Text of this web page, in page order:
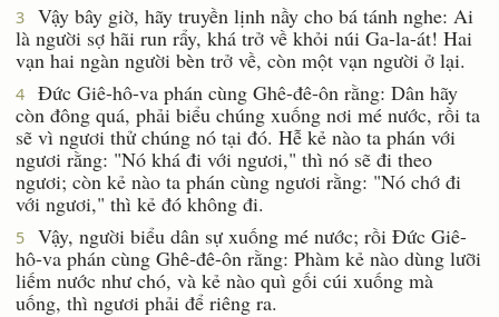
3
Vậy bây giờ, hãy truyền lịnh nầy cho bá tánh nghe: Ai
là người sợ hãi run rẩy, khá trở về khỏi núi Ga-la-át! Hai
vạn hai ngàn người bèn trở về, còn một vạn người ở lại.
4
Ðức Giê-hô-va phán cùng Ghê-đê-ôn rằng: Dân hãy
còn đông quá, phải biểu chúng xuống nơi mé nước, rồi ta
sẽ vì ngươi thử chúng nó tại đó. Hễ kẻ nào ta phán với
ngươi rằng: "Nó khá đi với ngươi," thì nó sẽ đi theo
ngươi; còn kẻ nào ta phán cùng ngươi rằng: "Nó chớ đi
với ngươi," thì kẻ đó không đi.
5
Vậy, người biểu dân sự xuống mé nước; rồi Ðức Giê-
hô-va phán cùng Ghê-đê-ôn rằng: Phàm kẻ nào dùng lưỡi
liếm nước như chó, và kẻ nào quì gối cúi xuống mà
uống, thì ngươi phải để riêng ra.